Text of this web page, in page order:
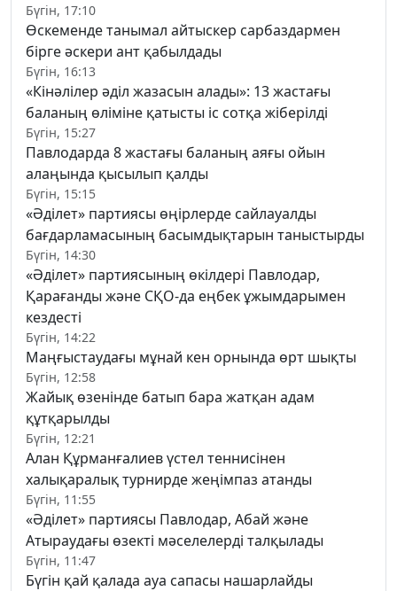
Бүгін, 17:10
Өскеменде танымал айтыскер сарбаздармен
бірге әскери ант қабылдады
Бүгін, 16:13
«Кінәлілер әділ жазасын алады»: 13 жастағы
баланың өліміне қатысты іс сотқа жіберілді
Бүгін, 15:27
Павлодарда 8 жастағы баланың аяғы ойын
алаңында қысылып қалды
Бүгін, 15:15
«Әділет» партиясы өңірлерде сайлауалды
бағдарламасының басымдықтарын таныстырды
Бүгін, 14:30
«Әділет» партиясының өкілдері Павлодар,
Қарағанды және СҚО-да еңбек ұжымдарымен
кездесті
Бүгін, 14:22
Маңғыстаудағы мұнай кен орнында өрт шықты
Бүгін, 12:58
Жайық өзенінде батып бара жатқан адам
құтқарылды
Бүгін, 12:21
Алан Құрманғалиев үстел теннисінен
халықаралық турнирде жеңімпаз атанды
Бүгін, 11:55
«Әділет» партиясы Павлодар, Абай және
Атыраудағы өзекті мәселелерді талқылады
Бүгін, 11:47
Бүгін қай қалада ауа сапасы нашарлайды